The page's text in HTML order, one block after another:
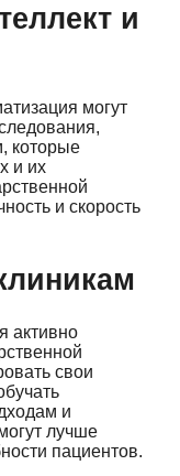
и
могут
которые
и их
и скорость
активно
свои
и
лучше
пациентов.